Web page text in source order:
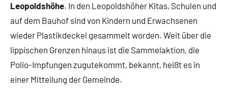
Leopoldshöhe. In den Leopoldshöher Kitas, Schulen und
auf dem Bauhof sind von Kindern und Erwachsenen
wieder Plastikdeckel gesammelt worden. Weit über die
lippischen Grenzen hinaus ist die Sammelaktion, die
Polio-Impfungen zugutekommt, bekannt, heißt es in
einer Mitteilung der Gemeinde.